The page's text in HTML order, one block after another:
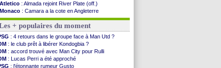
Atletico : Almada rejoint River Plate (off.)
Monaco : Camara a la cote en Angleterre
Amical: encore une défaite pour Strasbourg
OM: la piste Goore en attaque
PSG: ça négocie avec le Barça pour Torres
Amical : Rennes s'incline contre Brentford
Arsenal: c'est signé pour Guimaraes (officiel)
Amical: Le Mans concède un nul
Real: Mourinho durcit les règles
+ populaires du moment
: 4 retours dans le groupe face à Man Utd ?
: le club prêt à libérer Kondogbia ?
: accord trouvé avec Man City pour Rulli
: Lucas Perri a été approché
: l'étonnante rumeur Gusto